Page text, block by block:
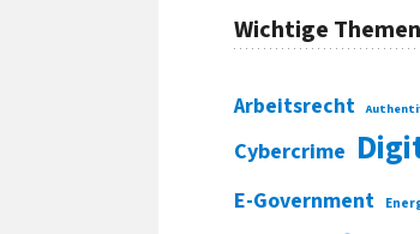
Wichtige Themen
Arbeitsrecht
Cybercrime
E-Government